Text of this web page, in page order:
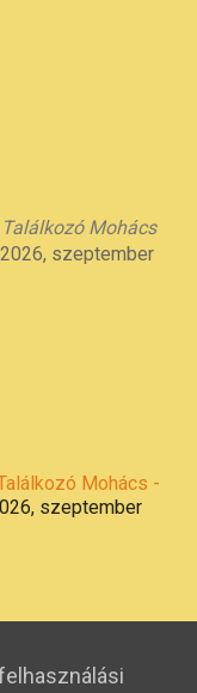
Mohács
szeptember
Mohács -
szeptember